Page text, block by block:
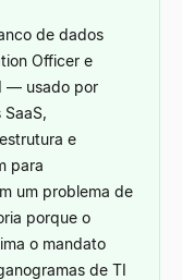
de dados
Officer e
— usado por
e
para
um problema de
porque o
o mandato
de TI